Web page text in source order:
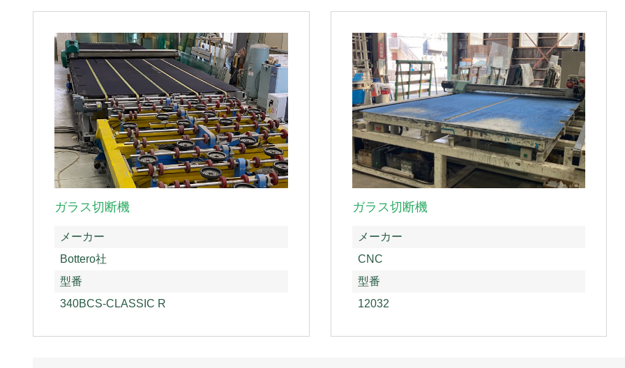
ガラス切断機
メーカー
Bottero社
型番
340BCS-CLASSIC R
ガラス切断機
メーカー
CNC
型番
12032